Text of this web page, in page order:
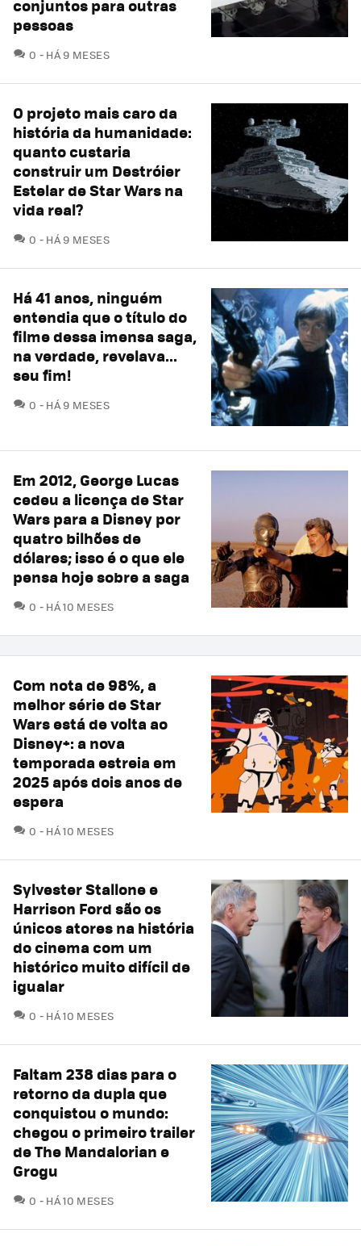
conjuntos para outras
pessoas
0 COMENTÁRIOS
HÁ 9 MESES
O projeto mais caro da
história da humanidade:
quanto custaria
construir um Destróier
Estelar de Star Wars na
vida real?
0 COMENTÁRIOS
HÁ 9 MESES
Há 41 anos, ninguém
entendia que o título do
filme dessa imensa saga,
na verdade, revelava...
seu fim!
0 COMENTÁRIOS
HÁ 9 MESES
Em 2012, George Lucas
cedeu a licença de Star
Wars para a Disney por
quatro bilhões de
dólares; isso é o que ele
pensa hoje sobre a saga
0 COMENTÁRIOS
HÁ 10 MESES
Com nota de 98%, a
melhor série de Star
Wars está de volta ao
Disney+: a nova
temporada estreia em
2025 após dois anos de
espera
0 COMENTÁRIOS
HÁ 10 MESES
Sylvester Stallone e
Harrison Ford são os
únicos atores na história
do cinema com um
histórico muito difícil de
igualar
0 COMENTÁRIOS
HÁ 10 MESES
Faltam 238 dias para o
retorno da dupla que
conquistou o mundo:
chegou o primeiro trailer
de The Mandalorian e
Grogu
0 COMENTÁRIOS
HÁ 10 MESES